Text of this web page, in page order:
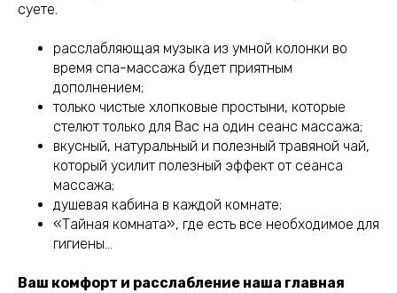
суете.
расслабляющая музыка из умной колонки во
время спа-массажа будет приятным
дополнением;
только чистые хлопковые простыни, которые
стелют только для Вас на один сеанс массажа;
вкусный, натуральный и полезный травяной чай,
который усилит полезный эффект от сеанса
массажа;
душевая кабина в каждой комнате;
«Тайная комната», где есть все необходимое для
гигиены…
Ваш комфорт и расслабление наша главная